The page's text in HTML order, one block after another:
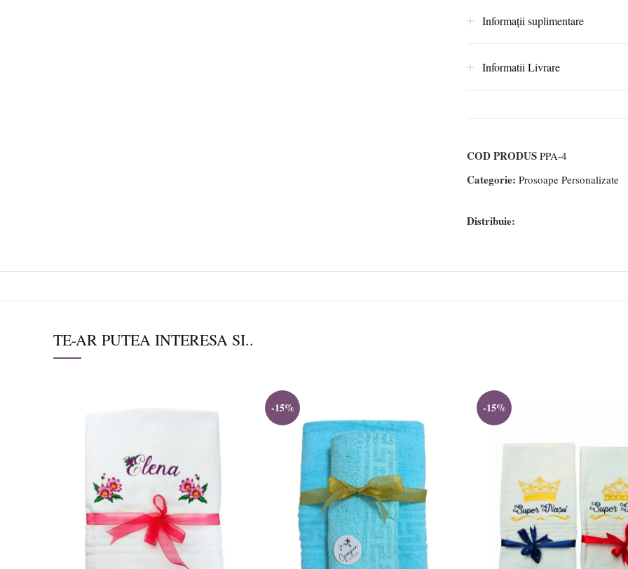
Informații suplimentare
Informatii Livrare
COD PRODUS PPA-4
Categorie: Prosoape Personalizate
Distribuie:
TE-AR PUTEA INTERESA SI..
-15% -15%